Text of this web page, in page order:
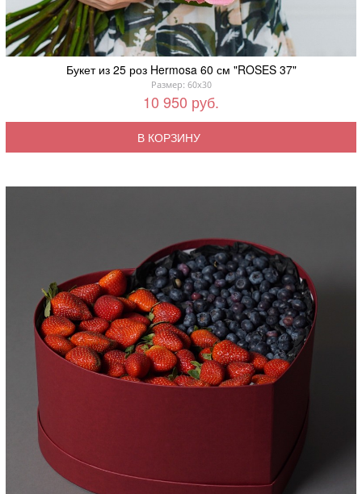
Букет из 25 роз Hermosa 60 см "ROSES 37"
Размер: 60x30
10 950 руб.
В КОРЗИНУ